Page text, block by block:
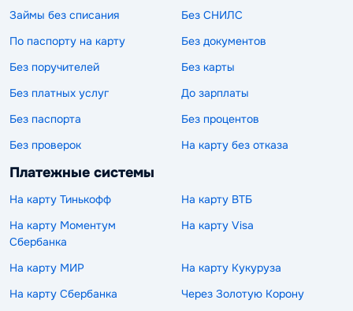
Займы без списания
Без СНИЛС
По паспорту на карту
Без документов
Без поручителей
Без карты
Без платных услуг
До зарплаты
Без паспорта
Без процентов
Без проверок
На карту без отказа
Платежные системы
На карту Тинькофф
На карту ВТБ
На карту Моментум
Сбербанка
На карту Visa
На карту МИР
На карту Кукуруза
На карту Сбербанка
Через Золотую Корону